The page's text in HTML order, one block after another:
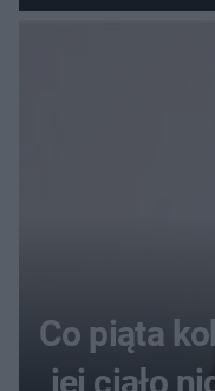
Co piąta
jej ciało